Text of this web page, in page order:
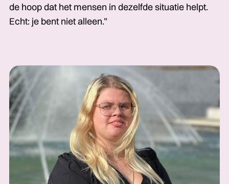
de hoop dat het mensen in dezelfde situatie helpt.
Echt: je bent niet alleen.”